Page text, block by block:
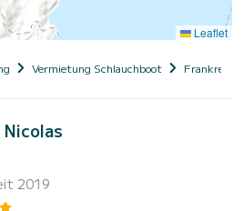
Leaflet
Vermietung Schlauchboot Frankreich
2019